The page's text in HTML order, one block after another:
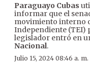
Paraguayo Cubas
informar que el
movimiento interno
Independiente (TEI)
legislador entró en
Nacional.
Julio 15, 2024 08:46 a. m.